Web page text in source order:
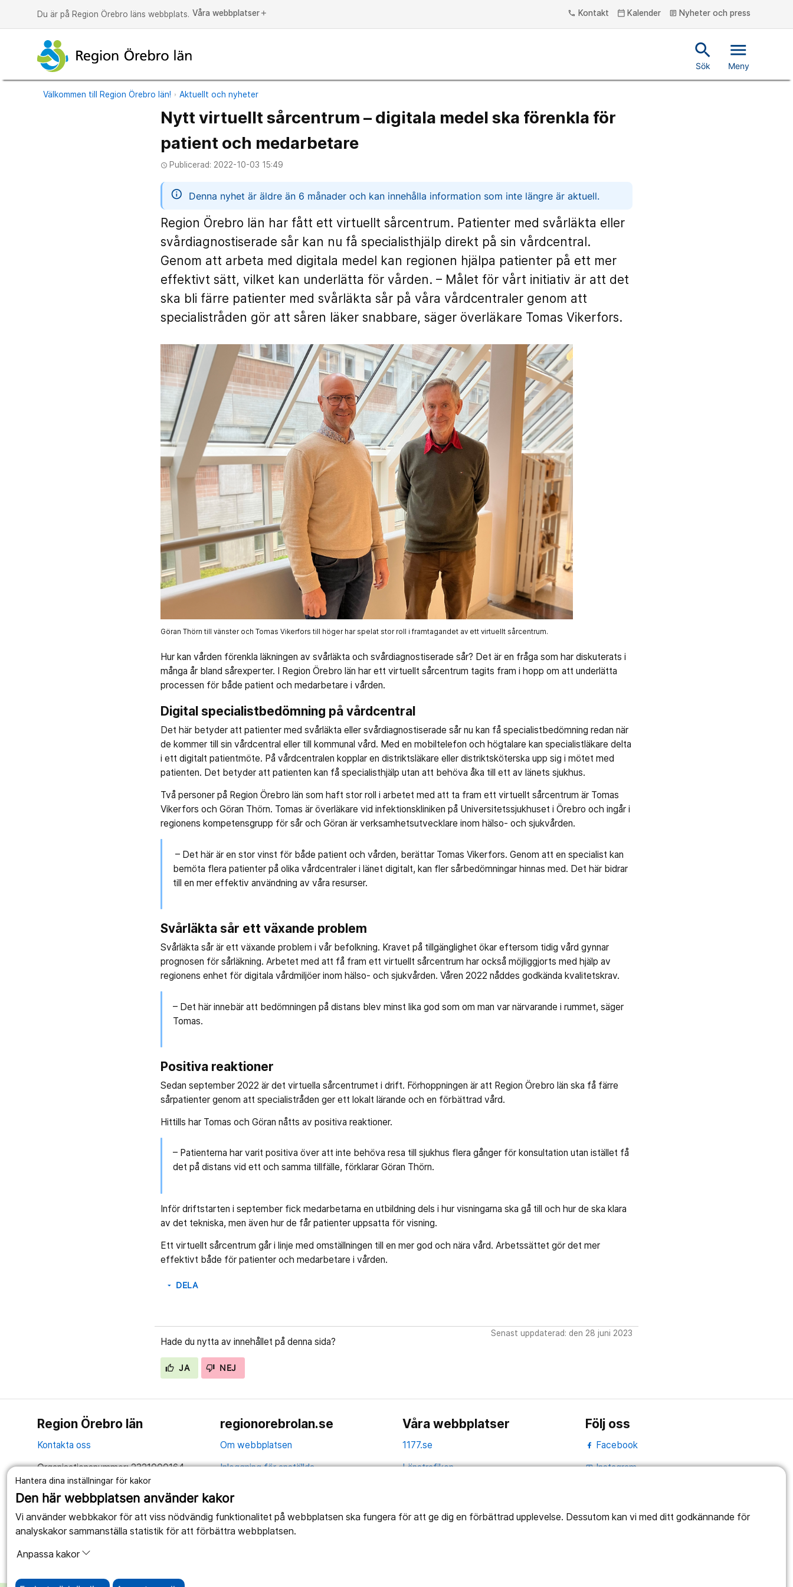
Hantera dina inställningar för kakor
Den här webbplatsen använder kakor
Vi använder webbkakor för att viss nödvändig funktionalitet på webbplatsen ska fungera för att ge dig en förbättrad upplevelse. Dessutom kan vi med ditt godkännande för
analyskakor sammanställa statistik för att förbättra webbplatsen.
Anpassa kakor
Du är på Region Örebro läns webbplats. Våra webbplatser add phone Kontakt calendar_today Kalender article Nyheter och press
search
Sök
menu
Meny
Välkommen till Region Örebro län! Aktuellt och nyheter
Nytt virtuellt sårcentrum – digitala medel ska förenkla för
patient och medarbetare
access_time Publicerad: 2022-10-03 15:49
information
Denna nyhet är äldre än 6 månader och kan innehålla information som inte längre är aktuell.
Region Örebro län har fått ett virtuellt sårcentrum. Patienter med svårläkta eller
svårdiagnostiserade sår kan nu få specialisthjälp direkt på sin vårdcentral.
Genom att arbeta med digitala medel kan regionen hjälpa patienter på ett mer
effektivt sätt, vilket kan underlätta för vården. – Målet för vårt initiativ är att det
ska bli färre patienter med svårläkta sår på våra vårdcentraler genom att
specialistråden gör att såren läker snabbare, säger överläkare Tomas Vikerfors.
Göran Thörn till vänster och Tomas Vikerfors till höger har spelat stor roll i framtagandet av ett virtuellt sårcentrum.
Hur kan vården förenkla läkningen av svårläkta och svårdiagnostiserade sår? Det är en fråga som har diskuterats i
många år bland sårexperter. I Region Örebro län har ett virtuellt sårcentrum tagits fram i hopp om att underlätta
processen för både patient och medarbetare i vården.
Digital specialistbedömning på vårdcentral
Det här betyder att patienter med svårläkta eller svårdiagnostiserade sår nu kan få specialistbedömning redan när
de kommer till sin vårdcentral eller till kommunal vård. Med en mobiltelefon och högtalare kan specialistläkare delta
i ett digitalt patientmöte. På vårdcentralen kopplar en distriktsläkare eller distriktsköterska upp sig i mötet med
patienten. Det betyder att patienten kan få specialisthjälp utan att behöva åka till ett av länets sjukhus.
Två personer på Region Örebro län som haft stor roll i arbetet med att ta fram ett virtuellt sårcentrum är Tomas
Vikerfors och Göran Thörn. Tomas är överläkare vid infektionskliniken på Universitetssjukhuset i Örebro och ingår i
regionens kompetensgrupp för sår och Göran är verksamhetsutvecklare inom hälso- och sjukvården.
– Det här är en stor vinst för både patient och vården, berättar Tomas Vikerfors. Genom att en specialist kan
bemöta flera patienter på olika vårdcentraler i länet digitalt, kan fler sårbedömningar hinnas med. Det här bidrar
till en mer effektiv användning av våra resurser.
Svårläkta sår ett växande problem
Svårläkta sår är ett växande problem i vår befolkning. Kravet på tillgänglighet ökar eftersom tidig vård gynnar
prognosen för sårläkning. Arbetet med att få fram ett virtuellt sårcentrum har också möjliggjorts med hjälp av
regionens enhet för digitala vårdmiljöer inom hälso- och sjukvården. Våren 2022 nåddes godkända kvalitetskrav.
– Det här innebär att bedömningen på distans blev minst lika god som om man var närvarande i rummet, säger
Tomas.
Positiva reaktioner
Sedan september 2022 är det virtuella sårcentrumet i drift. Förhoppningen är att Region Örebro län ska få färre
sårpatienter genom att specialistråden ger ett lokalt lärande och en förbättrad vård.
Hittills har Tomas och Göran nåtts av positiva reaktioner.
– Patienterna har varit positiva över att inte behöva resa till sjukhus flera gånger för konsultation utan istället få
det på distans vid ett och samma tillfälle, förklarar Göran Thörn.
Inför driftstarten i september fick medarbetarna en utbildning dels i hur visningarna ska gå till och hur de ska klara
av det tekniska, men även hur de får patienter uppsatta för visning.
Ett virtuellt sårcentrum går i linje med omställningen till en mer god och nära vård. Arbetssättet gör det mer
effektivt både för patienter och medarbetare i vården.
arrow_drop_down DELA
Hade du nytta av innehållet på denna sida?
JA NEJ
Senast uppdaterad: den 28 juni 2023
Region Örebro län
Kontakta oss
Organisationsnummer: 2321000164
regionorebrolan.se
Om webbplatsen
Inloggning för anställda
Anslagstavla
Tillgänglighetsredogörelse
Våra webbplatser
1177.se
Länstrafiken
Utveckling
Följ oss
Facebook
portraitInstagram